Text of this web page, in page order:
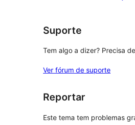
Suporte
Tem algo a dizer? Precisa
Ver fórum de suporte
Reportar
Este tema tem problemas